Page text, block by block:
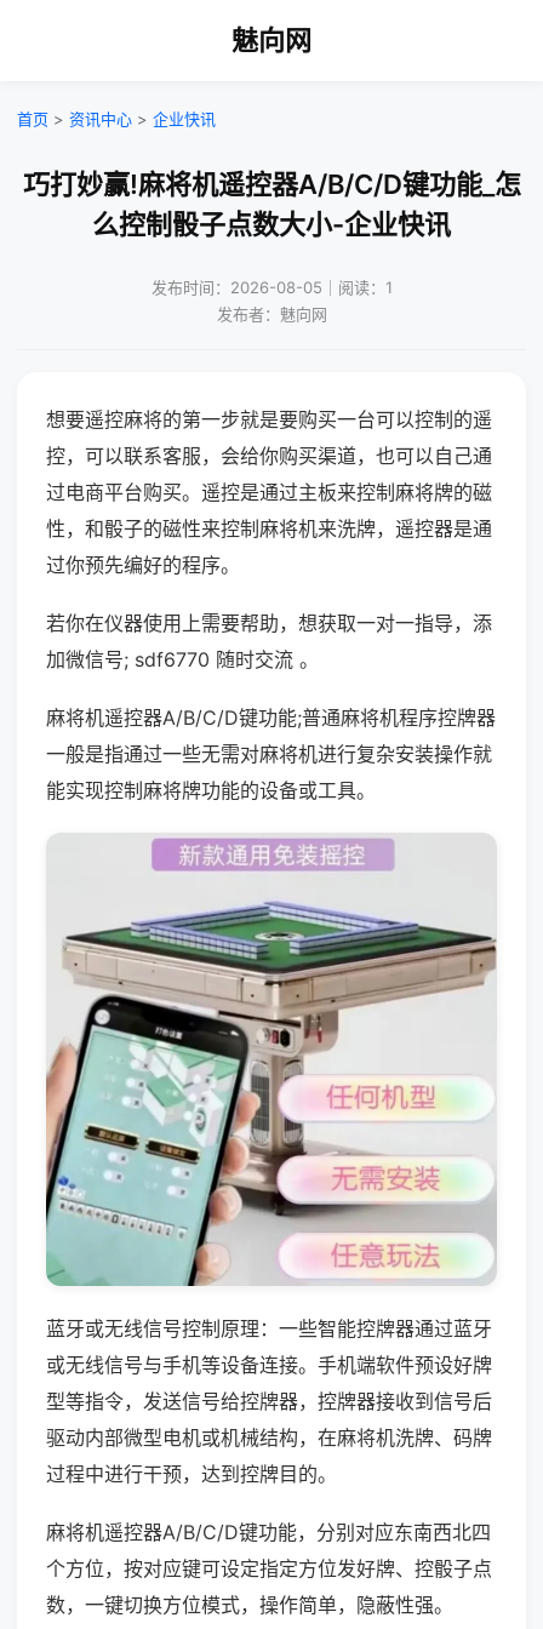
魅向网
首页 > 资讯中心 > 企业快讯
巧打妙赢!麻将机遥控器A/B/C/D键功能_怎
么控制骰子点数大小-企业快讯
发布时间：2026-08-05｜阅读：1
发布者：魅向网
想要遥控麻将的第一步就是要购买一台可以控制的遥
控，可以联系客服，会给你购买渠道，也可以自己通
过电商平台购买。遥控是通过主板来控制麻将牌的磁
性，和骰子的磁性来控制麻将机来洗牌，遥控器是通
过你预先编好的程序。
若你在仪器使用上需要帮助，想获取一对一指导，添
加微信号; sdf6770 随时交流 。
麻将机遥控器A/B/C/D键功能;普通麻将机程序控牌器
一般是指通过一些无需对麻将机进行复杂安装操作就
能实现控制麻将牌功能的设备或工具。
蓝牙或无线信号控制原理：一些智能控牌器通过蓝牙
或无线信号与手机等设备连接。手机端软件预设好牌
型等指令，发送信号给控牌器，控牌器接收到信号后
驱动内部微型电机或机械结构，在麻将机洗牌、码牌
过程中进行干预，达到控牌目的。
麻将机遥控器A/B/C/D键功能，分别对应东南西北四
个方位，按对应键可设定指定方位发好牌、控骰子点
数，一键切换方位模式，操作简单，隐蔽性强。